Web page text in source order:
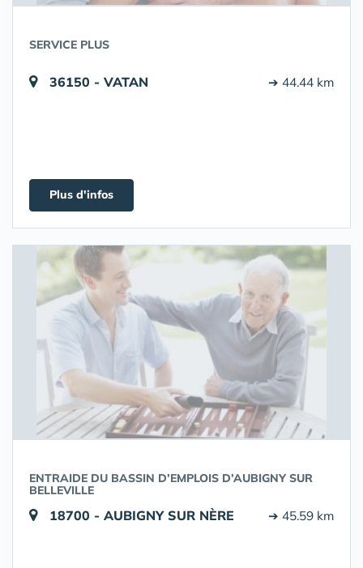
SERVICE PLUS
36150 - VATAN ➔ 44.44 km
Plus d'infos
ENTRAIDE DU BASSIN D’EMPLOIS D’AUBIGNY SUR
BELLEVILLE
18700 - AUBIGNY SUR NÈRE ➔ 45.59 km